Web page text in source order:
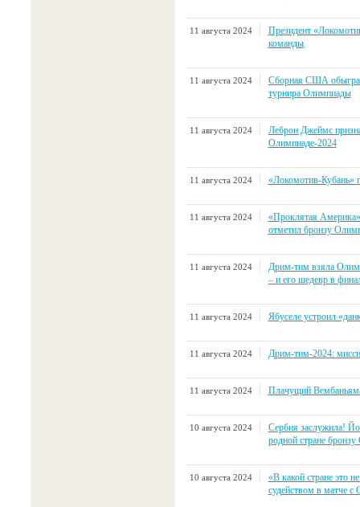
11 августа 2024
Президент
команды
11 августа 2024
Сборная США
турнира Олимпиады
11 августа 2024
Леброн Джеймс
Олимпиаде-2024
11 августа 2024 «Локомотив-Кубань»
11 августа 2024
«Проклятая
отметил бронзу
11 августа 2024
Дрим-тим взяла
– и его шедевр в
11 августа 2024 Ябуселе устроил
11 августа 2024 Дрим-тим-2024:
11 августа 2024 Плачущий
10 августа 2024
Сербия заслужила!
родной стране
10 августа 2024
«В какой стране это
судейством в матче